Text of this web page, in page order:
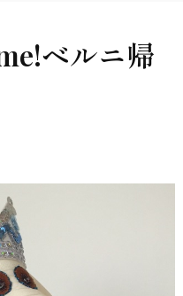
ベルニ帰